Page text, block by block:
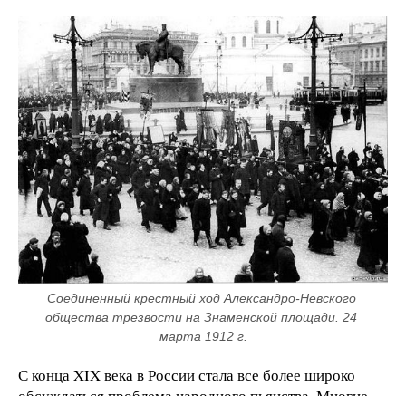
Соединенный крестный ход Александро-Невского
общества трезвости на Знаменской площади. 24
марта 1912 г.
С конца XIX века в России стала все более широко